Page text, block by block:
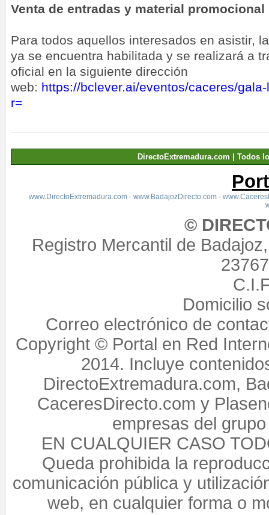
Venta de entradas y material promocional
Para todos aquellos interesados en asistir,
ya se encuentra habilitada y se realizará a
oficial en la siguiente dirección
web: https://bclever.ai/eventos/caceres/
r=
DirectoExtremadura.com | Todos
www.DirectoExtremadura.com- www.BadajozDirecto.com-
©
Registro Mercantil de
Domicilio
Correo electrónico de
Copyright © Portal en Red
2014. Incluye
DirectoExtremadura.com,
CaceresDirecto.com y
empresas del
EN CUALQUIER CASO
Queda prohibida la
comunicación pública y
web, en cualquier forma o